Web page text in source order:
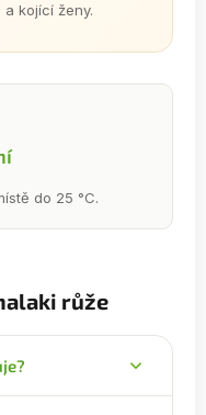
kojící ženy.
do 25 °C.
růže